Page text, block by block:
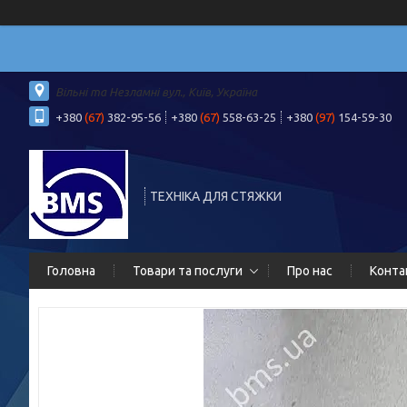
Вільні та Незламні вул., Київ, Україна
+380 (67) 382-95-56 +380 (67) 558-63-25 +380 (97) 154-59-30
ТЕХНІКА ДЛЯ СТЯЖКИ
Головна Товари та послуги Про нас